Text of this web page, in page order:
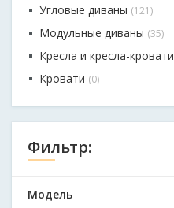
Угловые диваны (121)
Модульные диваны (35)
Кресла и кресла-кровати
Кровати (0)
Фильтр:
Модель